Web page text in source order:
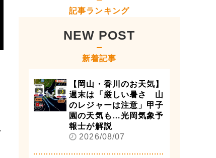
記事ランキング
NEW POST
新着記事
【岡山・香川のお天気】
週末は「厳しい暑さ 山
のレジャーは注意」甲子
園の天気も…光岡気象予
報士が解説
2026/08/07